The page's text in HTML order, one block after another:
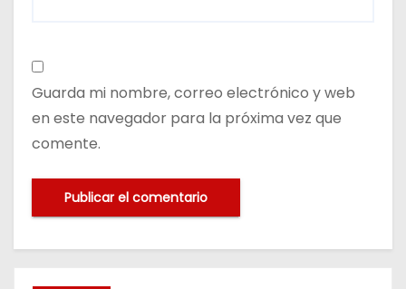
Guarda mi nombre, correo electrónico y web
en este navegador para la próxima vez que
comente.